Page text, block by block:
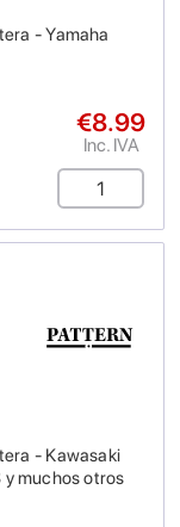
- Yamaha
€8.99
Inc. IVA
- Kawasaki
muchos otros